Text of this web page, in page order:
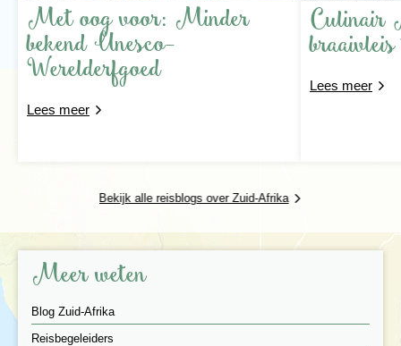
Met oog voor: Minder
bekend Unesco-
Werelderfgoed
Lees meer
Culinair
Lees meer
Bekijk alle reisblogs over Zuid-Afrika
Meer weten
Blog Zuid-Afrika
Reisbegeleiders